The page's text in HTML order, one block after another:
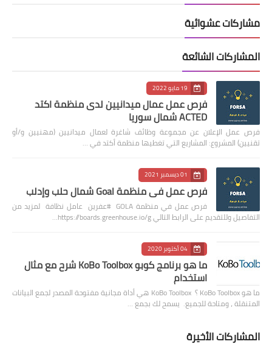
مشاركات عشوائية
المشاركات الشائعة
19 مايو 2022
فرص عمل عمال ميدانيين لدى منظمة اكتد
ACTED شمال سوريا
فرص عمل الإعلان عن مجموعة وظائف شاغرة لعمال ميدانيين (مهنيين و/أو
تقنيين) المشروع: المشاريع التي تغطيها منظمة أكتد في …
01 ديسمبر 2021
فرص عمل في منظمة Goal شمال حلب وإدلب
فرص عمل في منظمة GOLA #عفرين عامل نظافة لمزيد من
التفاصيل وللتقديم على الرابط التالي https://boards.greenhouse.io/g…
04 أكتوبر 2020
ما هو برنامج كوبو KoBo Toolbox شرح مع مثال
استخدام
ما هو KoBo Toolbox ؟ KoBo Toolbox هي أداة مجانية مفتوحة المصدر لجمع البيانات
المتنقلة ، ومتاحة للجميع. يسمح لك بجمع …
المشاركات الأخيرة